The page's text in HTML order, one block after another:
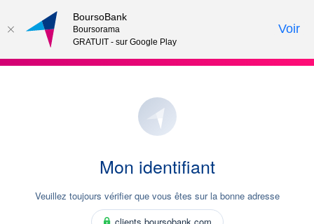
Mon identifiant
Veuillez toujours vérifier que vous êtes sur la bonne adresse
BoursoBank
Boursorama
GRATUIT - sur Google Play
Voir